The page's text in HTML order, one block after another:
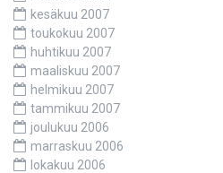
kesäkuu 2007
toukokuu 2007
huhtikuu 2007
maaliskuu 2007
helmikuu 2007
tammikuu 2007
joulukuu 2006
marraskuu 2006
lokakuu 2006